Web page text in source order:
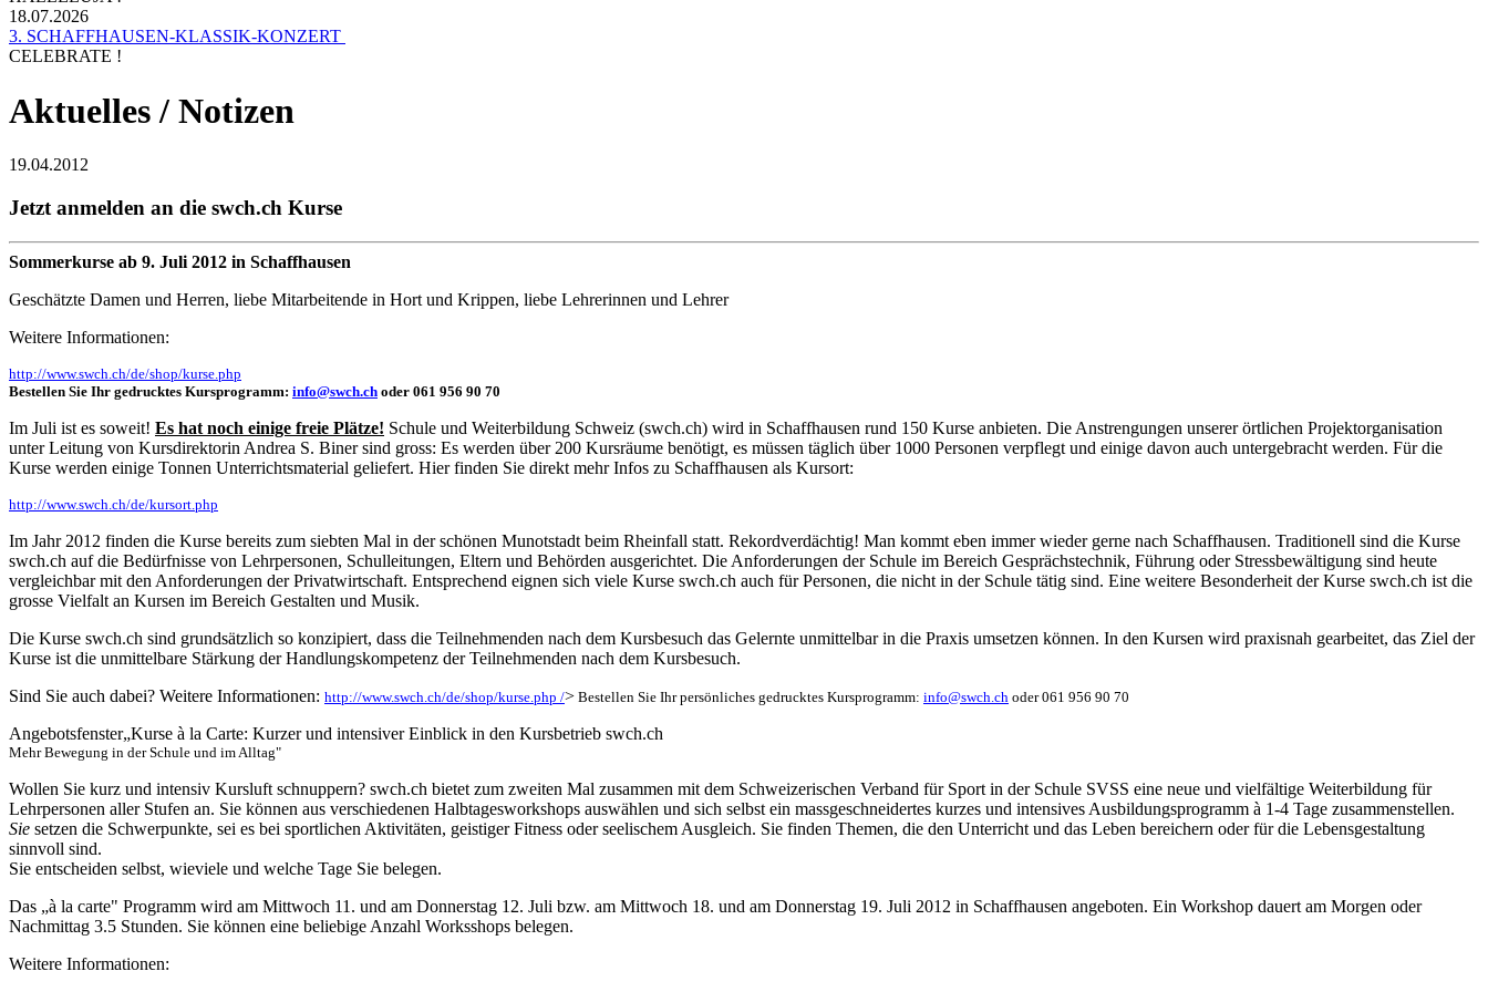
18.07.2026
3. SCHAFFHAUSEN-KLASSIK-KONZERT
CELEBRATE !
Aktuelles / Notizen
19.04.2012
Jetzt anmelden an die swch.ch Kurse
Sommerkurse ab 9. Juli 2012 in Schaffhausen
Geschätzte Damen und Herren, liebe Mitarbeitende in Hort und Krippen, liebe Lehrerinnen und Lehrer
Weitere Informationen:
http://www.swch.ch/de/shop/kurse.php
Bestellen Sie Ihr gedrucktes Kursprogramm: info@swch.ch oder 061 956 90 70
Im Juli ist es soweit! Es hat noch einige freie Plätze! Schule und Weiterbildung Schweiz (swch.ch) wird in Schaffhausen rund 150 Kurse anbieten. Die Anstrengungen unserer örtlichen Projektorganisation
unter Leitung von Kursdirektorin Andrea S. Biner sind gross: Es werden über 200 Kursräume benötigt, es müssen täglich über 1000 Personen verpflegt und einige davon auch untergebracht werden. Für die
Kurse werden einige Tonnen Unterrichtsmaterial geliefert. Hier finden Sie direkt mehr Infos zu Schaffhausen als Kursort:
http://www.swch.ch/de/kursort.php
Im Jahr 2012 finden die Kurse bereits zum siebten Mal in der schönen Munotstadt beim Rheinfall statt. Rekordverdächtig! Man kommt eben immer wieder gerne nach Schaffhausen. Traditionell sind die Kurse
swch.ch auf die Bedürfnisse von Lehrpersonen, Schulleitungen, Eltern und Behörden ausgerichtet. Die Anforderungen der Schule im Bereich Gesprächstechnik, Führung oder Stressbewältigung sind heute
vergleichbar mit den Anforderungen der Privatwirtschaft. Entsprechend eignen sich viele Kurse swch.ch auch für Personen, die nicht in der Schule tätig sind. Eine weitere Besonderheit der Kurse swch.ch ist die
grosse Vielfalt an Kursen im Bereich Gestalten und Musik.
Die Kurse swch.ch sind grundsätzlich so konzipiert, dass die Teilnehmenden nach dem Kursbesuch das Gelernte unmittelbar in die Praxis umsetzen können. In den Kursen wird praxisnah gearbeitet, das Ziel der
Kurse ist die unmittelbare Stärkung der Handlungskompetenz der Teilnehmenden nach dem Kursbesuch.
Sind Sie auch dabei? Weitere Informationen: http://www.swch.ch/de/shop/kurse.php /> Bestellen Sie Ihr persönliches gedrucktes Kursprogramm: info@swch.ch oder 061 956 90 70
Angebotsfenster„Kurse à la Carte: Kurzer und intensiver Einblick in den Kursbetrieb swch.ch
Mehr Bewegung in der Schule und im Alltag"
Wollen Sie kurz und intensiv Kursluft schnuppern? swch.ch bietet zum zweiten Mal zusammen mit dem Schweizerischen Verband für Sport in der Schule SVSS eine neue und vielfältige Weiterbildung für
Lehrpersonen aller Stufen an. Sie können aus verschiedenen Halbtagesworkshops auswählen und sich selbst ein massgeschneidertes kurzes und intensives Ausbildungsprogramm à 1-4 Tage zusammenstellen.
Sie setzen die Schwerpunkte, sei es bei sportlichen Aktivitäten, geistiger Fitness oder seelischem Ausgleich. Sie finden Themen, die den Unterricht und das Leben bereichern oder für die Lebensgestaltung
sinnvoll sind.
Sie entscheiden selbst, wieviele und welche Tage Sie belegen.
Das „à la carte" Programm wird am Mittwoch 11. und am Donnerstag 12. Juli bzw. am Mittwoch 18. und am Donnerstag 19. Juli 2012 in Schaffhausen angeboten. Ein Workshop dauert am Morgen oder
Nachmittag 3.5 Stunden. Sie können eine beliebige Anzahl Worksshops belegen.
Weitere Informationen: